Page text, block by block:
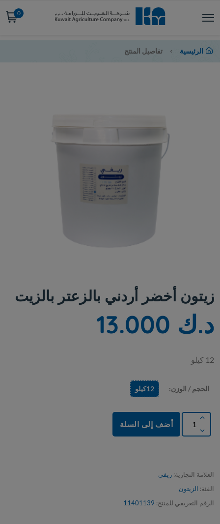
0
الرئيسية تفاصيل المنتج
زيتون أخضر أردني بالزعتر بالزيت
د.ك 13.000
12 كيلو
الحجم / الوزن: 12كيلو
أضف إلى السلة
العلامة التجارية: ريفي
الفئة: الزيتون
الرقم التعريفي للمنتج: 11401139